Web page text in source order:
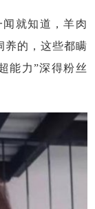
就知道，羊肉
养的，这些都瞒
能力”深得粉丝